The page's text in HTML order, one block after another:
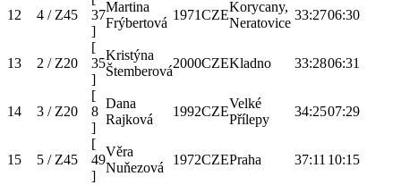
12 4 / Z45
37
]
Martina
Frýbertová
1971CZE
Korycany,
Neratovice
33:2706:30
13 2 / Z20
[
35
]
Kristýna
Štemberová
2000CZEKladno 33:2806:31
14 3 / Z20
[
8
]
Dana
Rajková
1992CZE
Velké
Přílepy
34:2507:29
15 5 / Z45
[
49
]
Věra
Nuňezová
1972CZEPraha 37:11 10:15